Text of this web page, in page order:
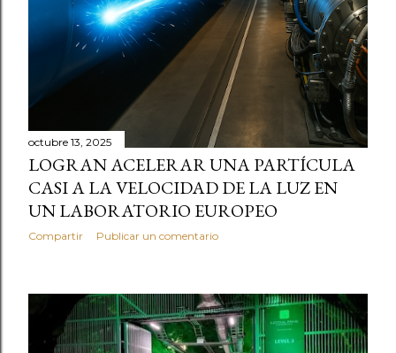
octubre 13, 2025
LOGRAN ACELERAR UNA PARTÍCULA
CASI A LA VELOCIDAD DE LA LUZ EN
UN LABORATORIO EUROPEO
Compartir Publicar un comentario